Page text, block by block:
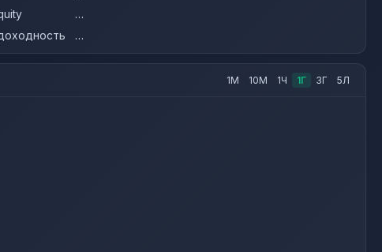
…
…
1М 10М 1Ч 1Г 3Г 5Л